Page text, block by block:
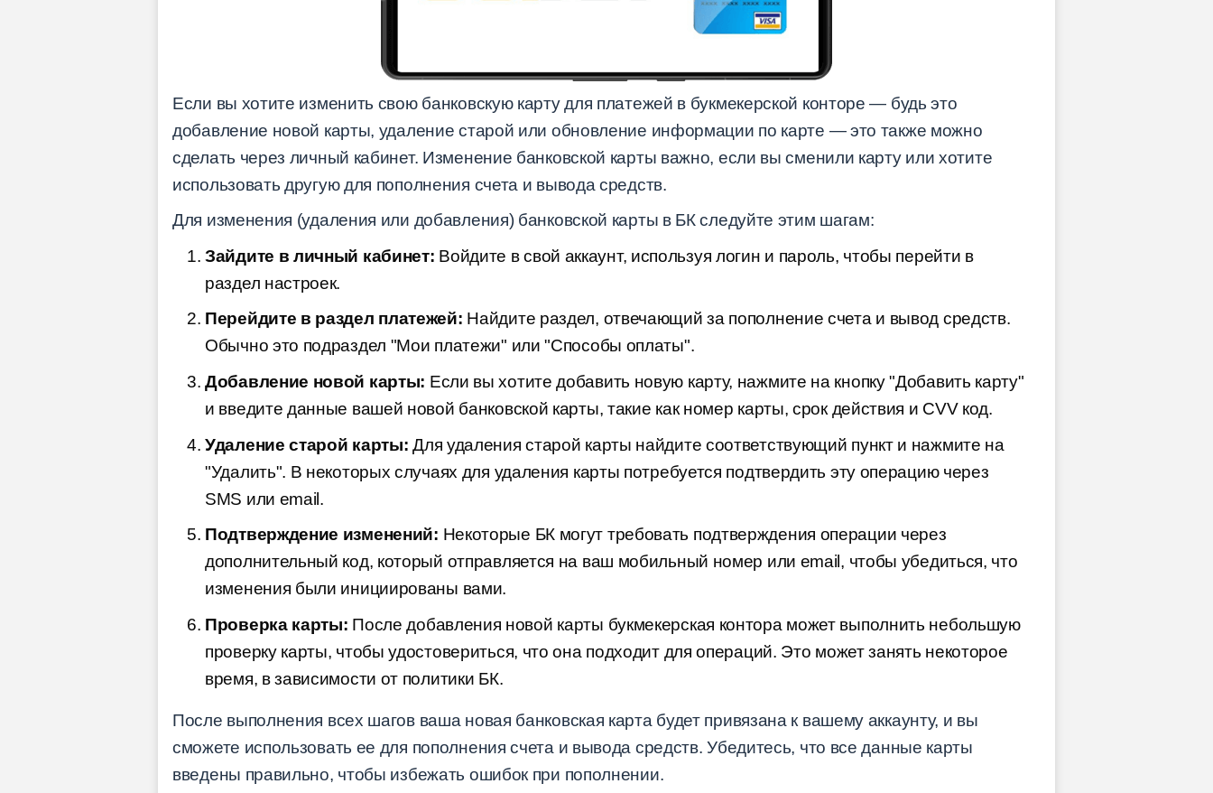
Если вы хотите изменить свою банковскую карту для платежей в букмекерской конторе — будь это
добавление новой карты, удаление старой или обновление информации по карте — это также можно
сделать через личный кабинет. Изменение банковской карты важно, если вы сменили карту или хотите
использовать другую для пополнения счета и вывода средств.
Для изменения (удаления или добавления) банковской карты в БК следуйте этим шагам:
Зайдите в личный кабинет: Войдите в свой аккаунт, используя логин и пароль, чтобы перейти в
раздел настроек.
Перейдите в раздел платежей: Найдите раздел, отвечающий за пополнение счета и вывод средств.
Обычно это подраздел "Мои платежи" или "Способы оплаты".
Добавление новой карты: Если вы хотите добавить новую карту, нажмите на кнопку "Добавить карту"
и введите данные вашей новой банковской карты, такие как номер карты, срок действия и CVV код.
Удаление старой карты: Для удаления старой карты найдите соответствующий пункт и нажмите на
"Удалить". В некоторых случаях для удаления карты потребуется подтвердить эту операцию через
SMS или email.
Подтверждение изменений: Некоторые БК могут требовать подтверждения операции через
дополнительный код, который отправляется на ваш мобильный номер или email, чтобы убедиться, что
изменения были инициированы вами.
Проверка карты: После добавления новой карты букмекерская контора может выполнить небольшую
проверку карты, чтобы удостовериться, что она подходит для операций. Это может занять некоторое
время, в зависимости от политики БК.
После выполнения всех шагов ваша новая банковская карта будет привязана к вашему аккаунту, и вы
сможете использовать ее для пополнения счета и вывода средств. Убедитесь, что все данные карты
введены правильно, чтобы избежать ошибок при пополнении.